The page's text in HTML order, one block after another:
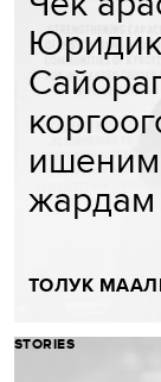
ишеним
ТОЛУК
STORIES